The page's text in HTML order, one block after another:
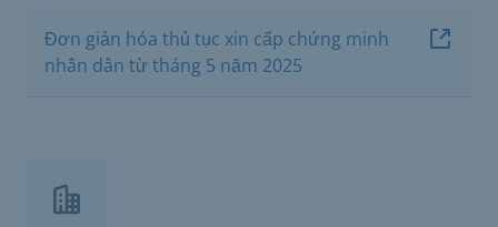
Đơn giản hóa thủ tục xin cấp chứng minh
nhân dân từ tháng 5 năm 2025